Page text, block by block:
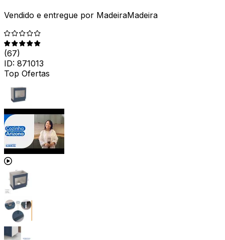
Vendido e entregue por MadeiraMadeira
(67)
ID: 871013
Top Ofertas